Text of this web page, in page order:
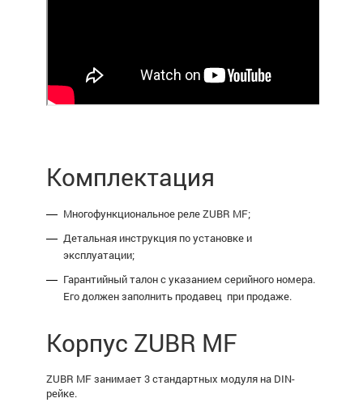
Комплектация
Многофункциональное реле ZUBR MF;
Детальная инструкция по установке и
эксплуатации;
Гарантийный талон с указанием серийного номера.
Его должен заполнить продавец при продаже.
Корпус ZUBR MF
ZUBR MF занимает3 стандартных модуля на DIN-
рейке.